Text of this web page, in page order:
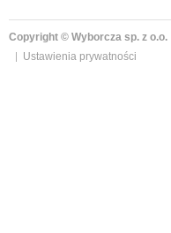
Copyright © Wyborcza sp. z o.o.
Ustawienia prywatności